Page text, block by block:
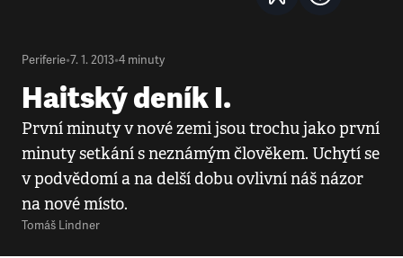
Periferie•7. 1. 2013•4 minuty
Haitský deník I.
První minuty v nové zemi jsou trochu jako první
minuty setkání s neznámým člověkem. Uchytí se
v podvědomí a na delší dobu ovlivní náš názor
na nové místo.
Tomáš Lindner